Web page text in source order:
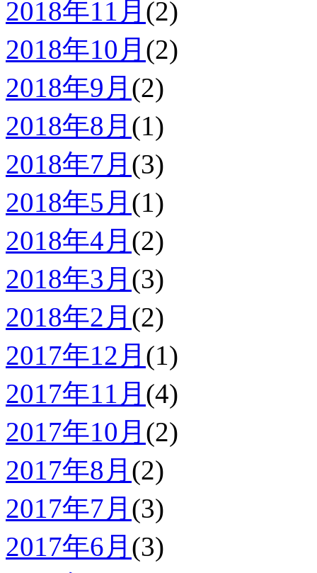
2018年11月 (2)
2018年10月 (2)
2018年9月 (2)
2018年8月 (1)
2018年7月 (3)
2018年5月 (1)
2018年4月 (2)
2018年3月 (3)
2018年2月 (2)
2017年12月 (1)
2017年11月 (4)
2017年10月 (2)
2017年8月 (2)
2017年7月 (3)
2017年6月 (3)